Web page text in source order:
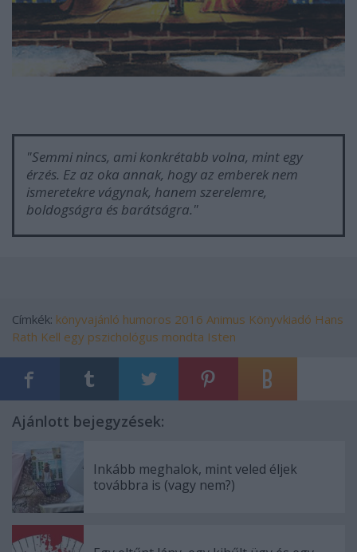
"Semmi nincs, ami konkrétabb volna, mint egy
érzés. Ez az oka annak, hogy az emberek nem
ismeretekre vágynak, hanem szerelemre,
boldogságra és barátságra."
Címkék: könyvajánló humoros 2016 Animus Könyvkiadó Hans
Rath Kell egy pszichológus mondta Isten
Ajánlott bejegyzések:
Inkább meghalok, mint veled éljek
továbbra is (vagy nem?)